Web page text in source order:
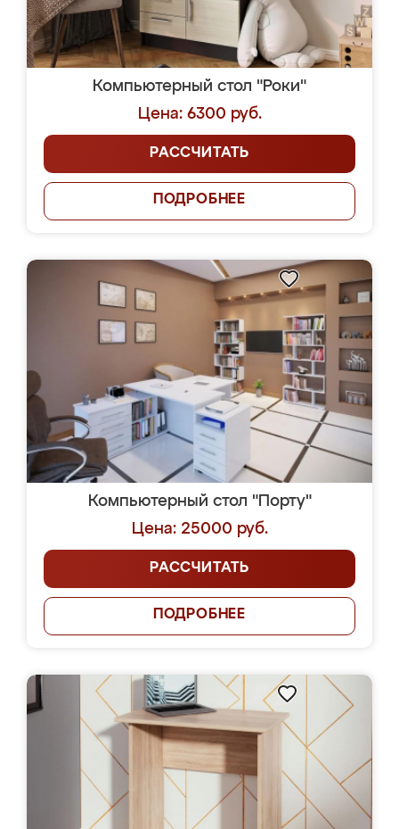
Компьютерный стол "Роки"
Цена: 6300 руб.
РАССЧИТАТЬ
ПОДРОБНЕЕ
Компьютерный стол "Порту"
Цена: 25000 руб.
РАССЧИТАТЬ
ПОДРОБНЕЕ